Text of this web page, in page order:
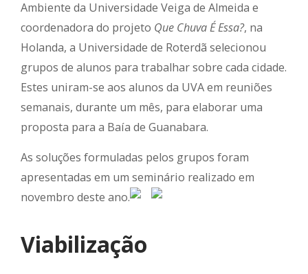
Ambiente da Universidade Veiga de Almeida e
coordenadora do projeto Que Chuva É Essa?, na
Holanda, a Universidade de Roterdã selecionou
grupos de alunos para trabalhar sobre cada cidade.
Estes uniram-se aos alunos da UVA em reuniões
semanais, durante um mês, para elaborar uma
proposta para a Baía de Guanabara.
As soluções formuladas pelos grupos foram
apresentadas em um seminário realizado em
novembro deste ano.
Viabilização